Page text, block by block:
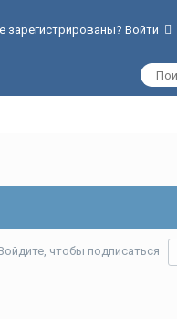
зарегистрированы? Войти
чтобы подписаться